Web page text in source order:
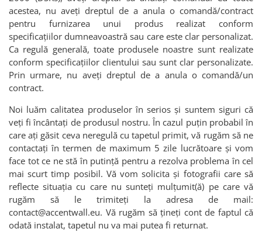
acestea, nu aveți dreptul de a anula o comandă/contract
pentru furnizarea unui produs realizat conform
specificațiilor dumneavoastră sau care este clar personalizat.
Ca regulă generală, toate produsele noastre sunt realizate
conform specificațiilor clientului sau sunt clar personalizate.
Prin urmare, nu aveți dreptul de a anula o comandă/un
contract.
Noi luăm calitatea produselor în serios și suntem siguri că
veți fi încântați de produsul nostru. În cazul puțin probabil în
care ați găsit ceva neregulă cu tapetul primit, vă rugăm să ne
contactați în termen de maximum 5 zile lucrătoare și vom
face tot ce ne stă în putință pentru a rezolva problema în cel
mai scurt timp posibil. Vă vom solicita și fotografii care să
reflecte situația cu care nu sunteți mulțumit(ă) pe care vă
rugăm să le trimiteți la adresa de mail:
contact@accentwall.eu. Vă rugăm să țineți cont de faptul că
odată instalat, tapetul nu va mai putea fi returnat.